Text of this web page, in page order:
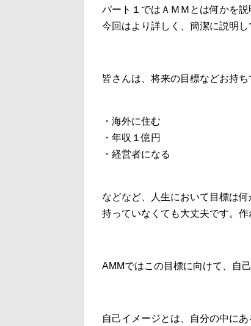
パート１ではＡＭＭとは何かを説
今回はより詳しく、簡潔に説明し
皆さんは、将来の目標などお持ち
・海外に住む
・年収１億円
・経営者になる
などなど、人生において目標は何
持っていなくても大丈夫です。作
AMMではこの目標に向けて、自
自己イメージとは、自分の中にあ